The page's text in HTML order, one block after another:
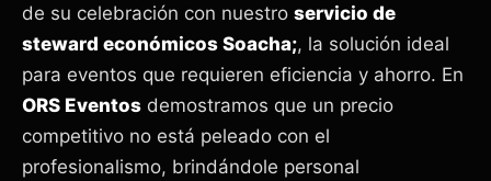
de su celebración con nuestro servicio de
steward económicos Soacha;, la solución ideal
para eventos que requieren eficiencia y ahorro. En
ORS Eventos demostramos que un precio
competitivo no está peleado con el
profesionalismo, brindándole personal